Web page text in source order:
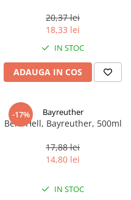
20,37 lei
18,33 lei
IN STOC
ADAUGA IN COS
-17% Bayreuther
Bere Hell, Bayreuther, 500ml
17,88 lei
14,80 lei
IN STOC